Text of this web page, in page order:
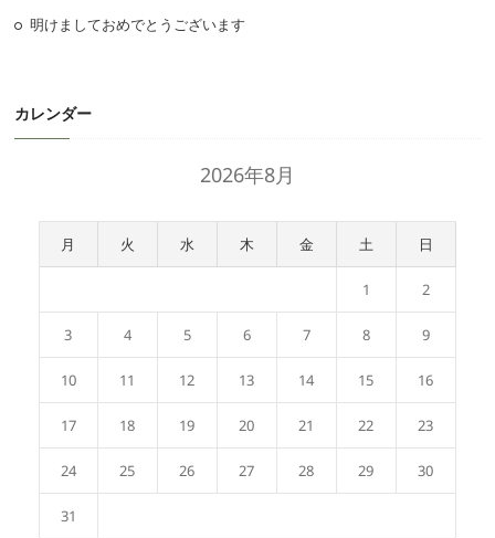
明けましておめでとうございます
カレンダー
2026年8月
月 火 水 木 金 土 日
1 2
3 4 5 6 7 8 9
10 11 12 13 14 15 16
17 18 19 20 21 22 23
24 25 26 27 28 29 30
31